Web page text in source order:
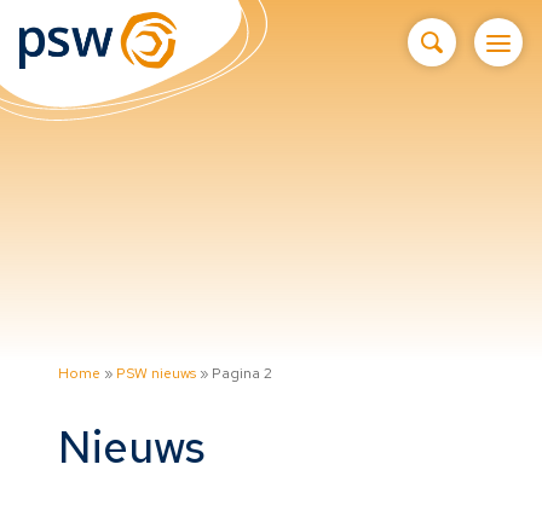
Home » PSW nieuws » Pagina 2
Nieuws